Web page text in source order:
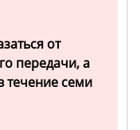
от
передачи, а
течение семи